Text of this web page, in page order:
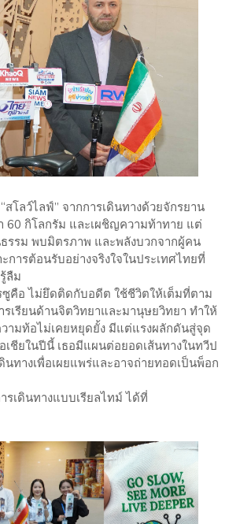
สโลว์ไลฟ์” จากการเดินทางด้วยจักรยาน
60 กิโลกรัม และเผชิญความท้าทาย แต่
รรม พบมิตรภาพ และพลังบวกจากผู้คน
การต้อนรับอย่างจริงใจในประเทศไทยที่
ลืม
คือ ไม่ยึดติดกับอดีต ใช้ชีวิตให้เต็มที่ตาม
รเรียนด้านจิตวิทยาและมานุษยวิทยา ทำให้
วามท้อไม่เคยหยุดยั้ง มีแต่แรงผลักดันสู่จุด
เชียในปีนี้ เธอมีแผนต่อยอดเส้นทางในทวีป
ทางเพื่อเผยแพร่และอาจถ่ายทอดเป็นพ็อก
รเดินทางแบบเรียลไทม์ ได้ที่